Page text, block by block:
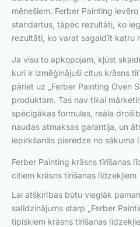
mēnešiem. Ferber Painting
standartus, tāpēc rezultāti, ko
rezultāti, ko varat sagaidīt katru
Ja visu to apkopojam, kļūst
kuri ir izmēģinājuši citus krāsns
pāriet uz „Ferber Painting Oven
produktam. Tas nav tikai
spēcīgākas formulas, reāla
naudas atmaksas garantija, un
iepirkšanās pieredze no sākuma
Ferber Painting krāsns tīrīšanas
citiem krāsns tīrīšanas līdzekļiem
Lai atšķirības būtu vieglāk
salīdzinājums starp „Ferber
tipiskiem krāsns tīrīšanas